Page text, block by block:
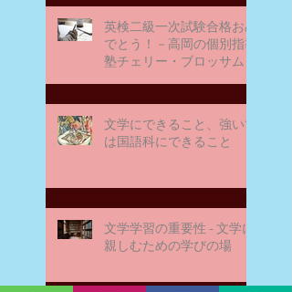
英検二級一次試験合格おめ
でとう！－高岡の個別指導
塾チェリー・ブロッサム
文学にできること、強いて
は国語科にできること
文学学習の重要性 - 文学に
親しむための学びの場